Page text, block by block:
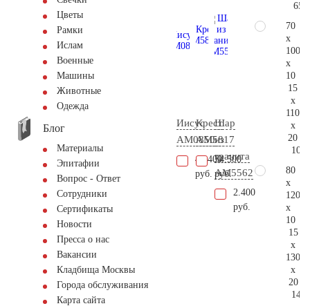
Цветы
Рамки
Ислам
Военные
Машины
Животные
Одежда
Блог
Материалы
Эпитафии
Вопрос - Ответ
Сотрудники
Сертификаты
Новости
Пресса о нас
Вакансии
Кладбища Москвы
Города обслуживания
Карта сайта
Иисус
AM0850
48.400
руб.
Крест
AM5817
34.500
руб.
Шар
из
гранита
AM5562
2.400
руб.
70
x
100
x
10
15
x
110
x
20
80
x
120
x
10
15
x
130
x
20